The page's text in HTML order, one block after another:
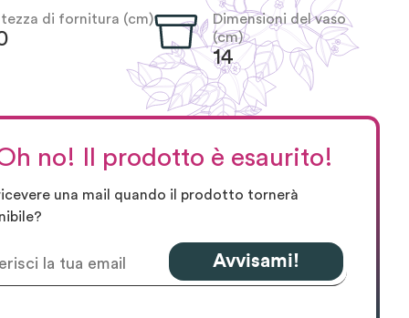
di fornitura (cm)
Dimensioni del vaso
(cm)
14
no! Il prodotto è esaurito!
una mail quando il prodotto tornerà
Avvisami!